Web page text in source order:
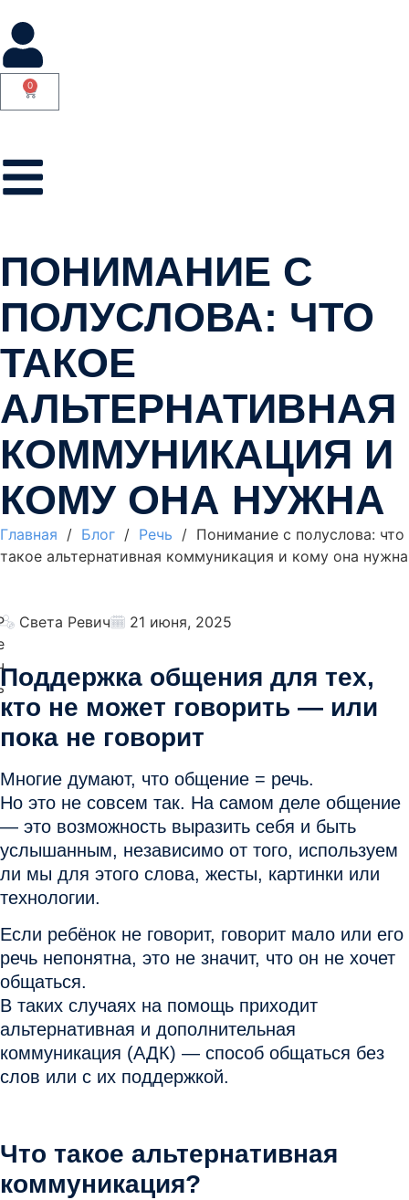
0
ПОНИМАНИЕ С
ПОЛУСЛОВА: ЧТО
ТАКОЕ
АЛЬТЕРНАТИВНАЯ
КОММУНИКАЦИЯ И
КОМУ ОНА НУЖНА
Главная / Блог / Речь / Понимание с полуслова: что
такое альтернативная коммуникация и кому она нужна
Света Ревич 21 июня, 2025
Поддержка общения для тех,
кто не может говорить — или
пока не говорит
Многие думают, что общение = речь.
Но это не совсем так. На самом деле общение
— это возможность выразить себя и быть
услышанным, независимо от того, используем
ли мы для этого слова, жесты, картинки или
технологии.
Если ребёнок не говорит, говорит мало или его
речь непонятна, это не значит, что он не хочет
общаться.
В таких случаях на помощь приходит
альтернативная и дополнительная
коммуникация (АДК) — способ общаться без
слов или с их поддержкой.
Что такое альтернативная
коммуникация?